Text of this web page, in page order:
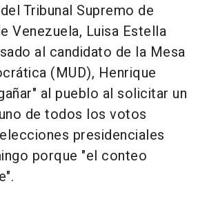
Tribunal Supremo de
Venezuela, Luisa Estella
al candidato de la Mesa
(MUD), Henrique
al pueblo al solicitar un
de todos los votos
presidenciales
porque "el conteo